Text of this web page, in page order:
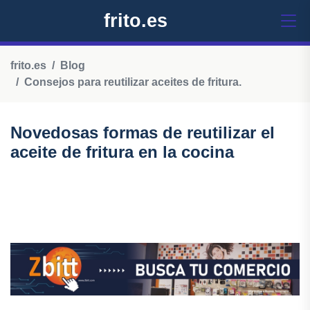
frito.es
frito.es
Blog
Consejos para reutilizar aceites de fritura.
Novedosas formas de reutilizar el
aceite de fritura en la cocina